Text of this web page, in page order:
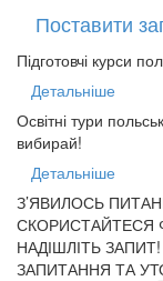
Поставити
Підготовчі курси
Детальніше
Освітні тури
вибирай!
Детальніше
З’ЯВИЛОСЬ
СКОРИСТАЙТЕСЯ
НАДІШЛІТЬ ЗАПИТ!
ЗАПИТАННЯ ТА